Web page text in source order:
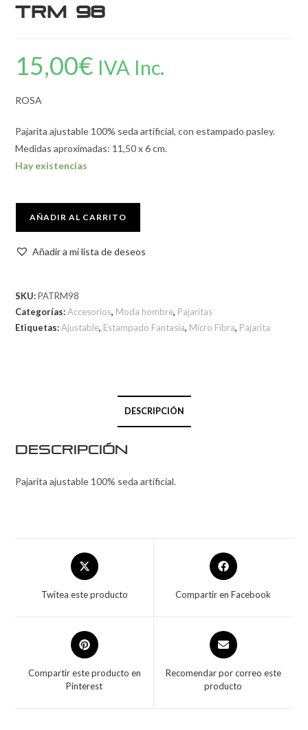
TRM 98
15,00€ IVA Inc.
ROSA
Pajarita ajustable 100% seda artificial, con estampado pasley.
Medidas aproximadas: 11,50 x 6 cm.
Hay existencias
AÑADIR AL CARRITO
Añadir a mi lista de deseos
SKU:PATRM98
Categorías:Accesorios, Moda hombre, Pajaritas
Etiquetas:Ajustable, Estampado Fantasía, Micro Fibra, Pajarita
DESCRIPCIÓN
Descripción
Pajarita ajustable 100% seda artificial.
Twitea este producto Compartir en Facebook
Compartir este producto en
Pinterest
Recomendar por correo este
producto